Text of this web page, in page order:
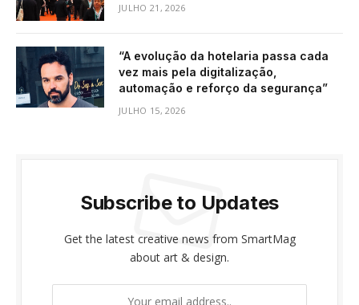
JULHO 21, 2026
“A evolução da hotelaria passa cada
vez mais pela digitalização,
automação e reforço da segurança”
JULHO 15, 2026
Subscribe to Updates
Get the latest creative news from SmartMag
about art & design.